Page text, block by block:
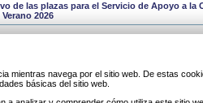
de las plazas para el Servicio de Apoyo a la
2026
Familiar y Laboral del período no lectivo
mientras navega por el sitio web. De estas
básicas del sitio web.